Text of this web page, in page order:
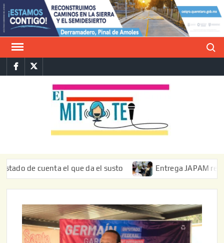
Saltar
al
contenido
FacebookTwitter
cuenta el que da el susto Entrega JAPAM